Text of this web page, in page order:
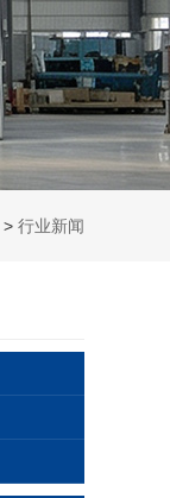
> 行业新闻